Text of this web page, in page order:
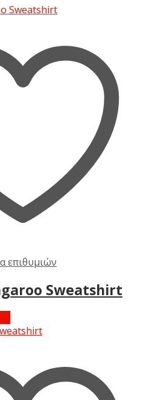
επιθυμιών
Sweatshirt